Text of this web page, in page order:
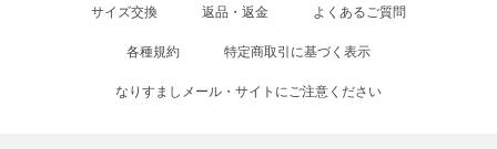
サイズ交換 返品・返金 よくあるご質問
各種規約 特定商取引に基づく表示
なりすましメール・サイトにご注意ください